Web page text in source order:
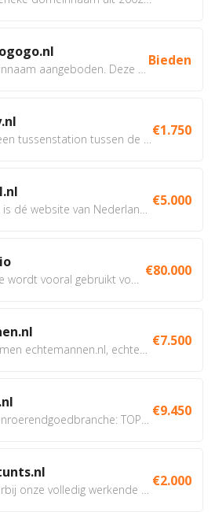
Bieden
€1.750
€5.000
€80.000
€7.500
€9.450
€2.000